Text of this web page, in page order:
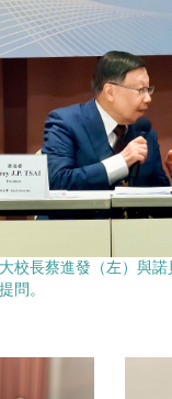
校長蔡進發（左）與
問。